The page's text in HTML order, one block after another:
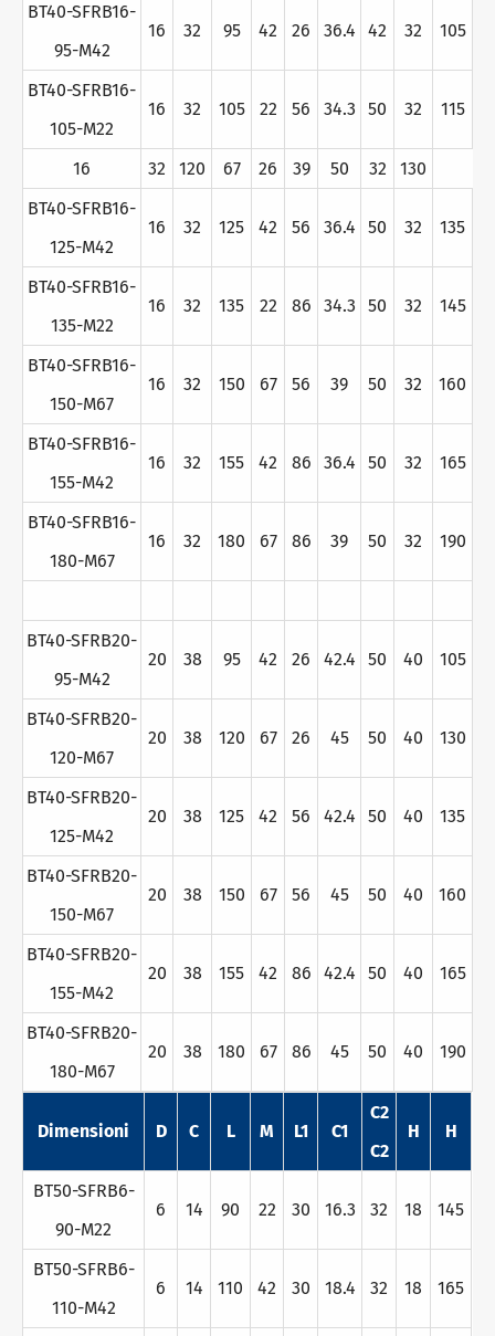
BT40-SFRB16-
95-M42
16 32 95 42 26 36.4 42 32 105
BT40-SFRB16-
105-M22
16 32 105 22 56 34.3 50 32 115
16 32 120 67 26 39 50 32
130
BT40-SFRB16-
125-M42
16 32 125 42 56 36.4 50 32 135
BT40-SFRB16-
135-M22
16 32 135 22 86 34.3 50 32 145
BT40-SFRB16-
150-M67
16 32 150 67 56 39 50 32 160
BT40-SFRB16-
155-M42
16 32 155 42 86 36.4 50 32 165
BT40-SFRB16-
180-M67
16 32 180 67 86 39 50 32 190
BT40-SFRB20-
95-M42
20 38 95 42 26 42.4 50 40 105
BT40-SFRB20-
120-M67
20 38 120 67 26 45 50 40 130
BT40-SFRB20-
125-M42
20 38 125 42 56 42.4 50 40 135
BT40-SFRB20-
150-M67
20 38 150 67 56 45 50 40 160
BT40-SFRB20-
155-M42
20 38 155 42 86 42.4 50 40 165
BT40-SFRB20-
180-M67
20 38 180 67 86 45 50 40 190
Dimensioni D C L M L1 C1
C2
C2
H H
BT50-SFRB6-
90-M22
6 14 90 22 30 16.3 32 18 145
BT50-SFRB6-
110-M42
6 14 110 42 30 18.4 32 18 165